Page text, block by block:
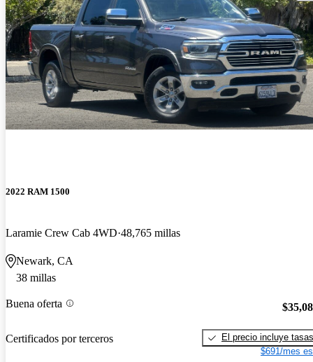
2022 RAM 1500
Laramie Crew Cab 4WD 48,765 millas
Newark, CA
38 millas
Buena oferta
Certificados por terceros
El precio incluye tasas
$691/mes